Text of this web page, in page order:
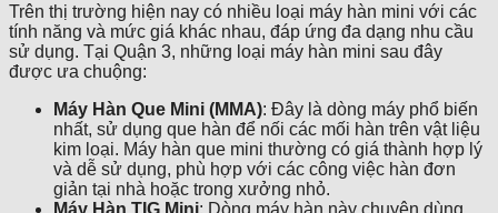
Trên thị trường hiện nay có nhiều loại máy hàn mini với các
tính năng và mức giá khác nhau, đáp ứng đa dạng nhu cầu
sử dụng. Tại Quận 3, những loại máy hàn mini sau đây
được ưa chuộng:
Máy Hàn Que Mini (MMA): Đây là dòng máy phổ biến
nhất, sử dụng que hàn để nối các mối hàn trên vật liệu
kim loại. Máy hàn que mini thường có giá thành hợp lý
và dễ sử dụng, phù hợp với các công việc hàn đơn
giản tại nhà hoặc trong xưởng nhỏ.
Máy Hàn TIG Mini: Dòng máy hàn này chuyên dùng